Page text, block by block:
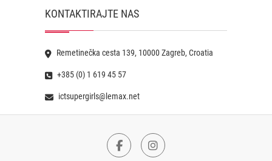
KONTAKTIRAJTE NAS
Remetinečka cesta 139, 10000 Zagreb, Croatia
+385 (0) 1 619 45 57
ictsupergirls@lemax.net
FacebookInstagram